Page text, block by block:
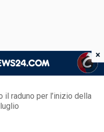
il raduno per l’inizio della
×